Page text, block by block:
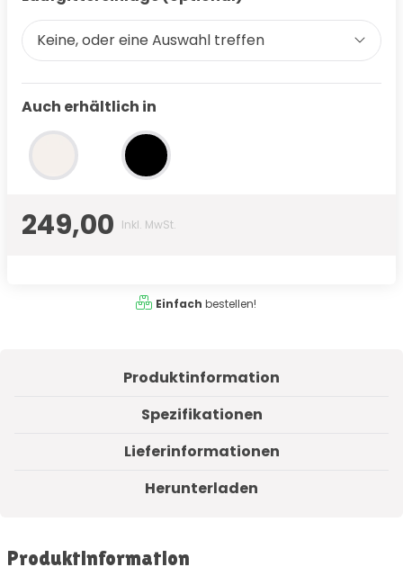
Keine, oder eine Auswahl treffen
Auch erhältlich in
249,00 Inkl. MwSt.
Einfach bestellen!
Produktinformation
Spezifikationen
Lieferinformationen
Herunterladen
Produktinformation